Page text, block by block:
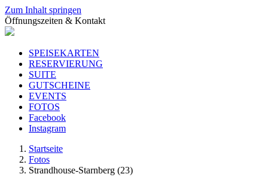
Zum Inhalt springen
Öffnungszeiten & Kontakt
SPEISEKARTEN
RESERVIERUNG
SUITE
GUTSCHEINE
EVENTS
FOTOS
Facebook
Instagram
Startseite
Fotos
Strandhouse-Starnberg (23)